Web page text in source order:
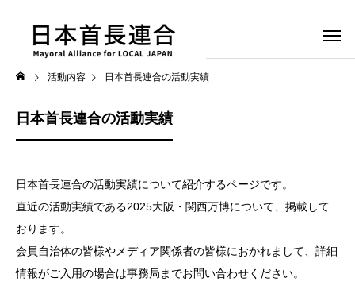
活動内容 日本首長連合の活動実績
日本首長連合の活動実績
日本首長連合の活動実績について紹介するページです。
直近の活動実績である2025大阪・関西万博について、掲載して
おります。
会員自治体の皆様やメディア関係者の皆様におかれまして、詳細
情報がご入用の場合は事務局までお問い合わせください。